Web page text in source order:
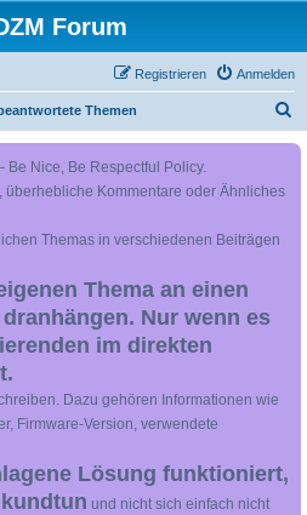
Forum
Anmelden
Registrieren
Themen
Be Nice, Be Respectful Policy.
Kommentare oder Ähnliches
Themas in verschiedenen Beiträgen
Thema an einen
Nur wenn es
im direkten
Dazu gehören Informationen wie
Firmware-Version, verwendete
Lösung funktioniert,
und nicht sich einfach nicht